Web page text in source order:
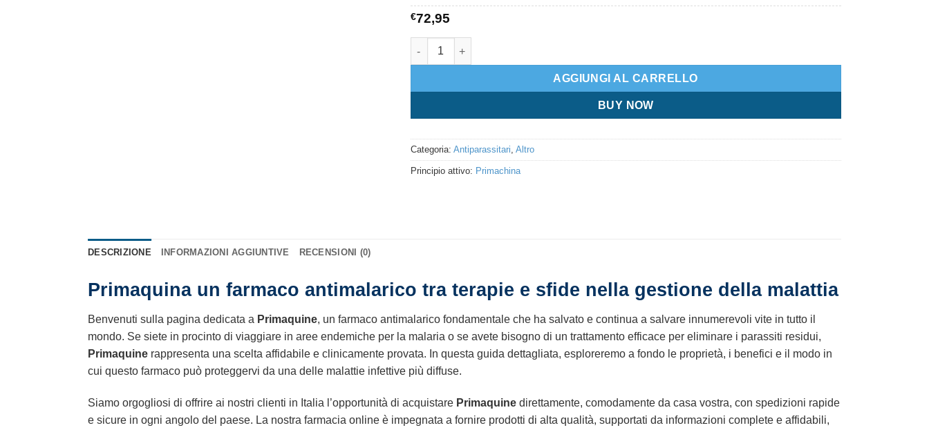
€72,95
Primaquine quantità
AGGIUNGI AL CARRELLO
BUY NOW
Categoria: Antiparassitari, Altro
Principio attivo: Primachina
DESCRIZIONE INFORMAZIONI AGGIUNTIVE RECENSIONI (0)
Primaquina un farmaco antimalarico tra terapie e sfide nella gestione della malattia
Benvenuti sulla pagina dedicata a Primaquine, un farmaco antimalarico fondamentale che ha salvato e continua a salvare innumerevoli vite in tutto il
mondo. Se siete in procinto di viaggiare in aree endemiche per la malaria o se avete bisogno di un trattamento efficace per eliminare i parassiti residui,
Primaquine rappresenta una scelta affidabile e clinicamente provata. In questa guida dettagliata, esploreremo a fondo le proprietà, i benefici e il modo in
cui questo farmaco può proteggervi da una delle malattie infettive più diffuse.
Siamo orgogliosi di offrire ai nostri clienti in Italia l’opportunità di acquistare Primaquine direttamente, comodamente da casa vostra, con spedizioni rapide
e sicure in ogni angolo del paese. La nostra farmacia online è impegnata a fornire prodotti di alta qualità, supportati da informazioni complete e affidabili,